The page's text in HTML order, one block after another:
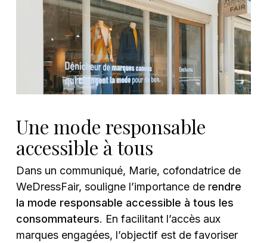
Une mode responsable
accessible à tous
Dans un communiqué, Marie, cofondatrice de
WeDressFair, souligne l’importance de rendre
la mode responsable accessible à tous les
consommateurs. En facilitant l’accès aux
marques engagées, l’objectif est de favoriser